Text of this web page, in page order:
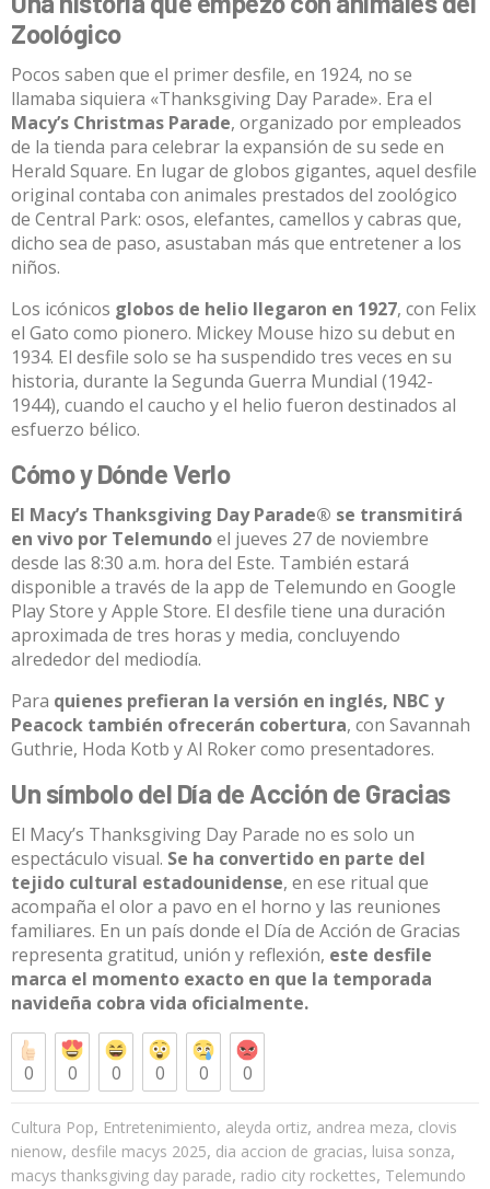
Zoológico
Pocos saben que el primer desfile, en 1924, no se
llamaba siquiera «Thanksgiving Day Parade». Era el
Macy’s Christmas Parade, organizado por empleados
de la tienda para celebrar la expansión de su sede en
Herald Square. En lugar de globos gigantes, aquel desfile
original contaba con animales prestados del zoológico
de Central Park: osos, elefantes, camellos y cabras que,
dicho sea de paso, asustaban más que entretener a los
niños.​
Los icónicos globos de helio llegaron en 1927, con Felix
el Gato como pionero. Mickey Mouse hizo su debut en
1934. El desfile solo se ha suspendido tres veces en su
historia, durante la Segunda Guerra Mundial (1942-
1944), cuando el caucho y el helio fueron destinados al
esfuerzo bélico.​
Cómo y Dónde Verlo
El Macy’s Thanksgiving Day Parade® se transmitirá
en vivo por Telemundoel jueves 27 de noviembre
desde las 8:30 a.m. hora del Este. También estará
disponible a través de la app de Telemundo en Google
Play Store y Apple Store. El desfile tiene una duración
aproximada de tres horas y media, concluyendo
alrededor del mediodía.​
Para quienes prefieran la versión en inglés, NBC y
Peacock también ofrecerán cobertura, con Savannah
Guthrie, Hoda Kotb y Al Roker como presentadores.​
Un símbolo del Día de Acción de Gracias
El Macy’s Thanksgiving Day Parade no es solo un
espectáculo visual. Se ha convertido en parte del
tejido cultural estadounidense, en ese ritual que
acompaña el olor a pavo en el horno y las reuniones
familiares. En un país donde el Día de Acción de Gracias
representa gratitud, unión y reflexión, este desfile
marca el momento exacto en que la temporada
navideña cobra vida oficialmente.​
0 0 0 0 0 0
Cultura Pop, Entretenimiento, aleyda ortiz, andrea meza, clovis
nienow, desfile macys 2025, dia accion de gracias, luisa sonza,
macys thanksgiving day parade, radio city rockettes, Telemundo